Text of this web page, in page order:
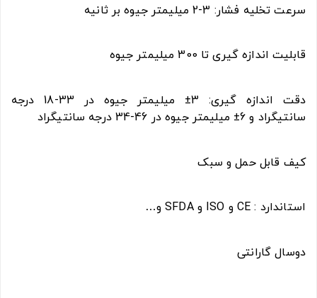
سرعت تخلیه فشار: 3-2 میلیمتر جیوه بر ثانیه
قابلیت اندازه گیری تا 300 میلیمتر جیوه
دقت اندازه گیری: 3± میلیمتر جیوه در 33-18 درجه
سانتیگراد و 6± میلیمتر جیوه در 46-34 درجه سانتیگراد
کیف قابل حمل و سبک
استاندارد : CE و ISO و SFDA و…
دوسال گارانتی